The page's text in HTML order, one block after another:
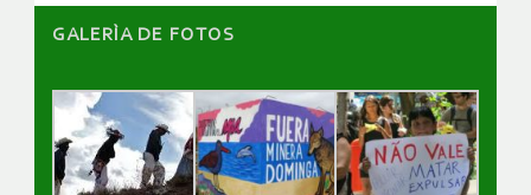
GALERÌA DE FOTOS